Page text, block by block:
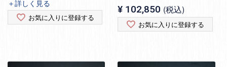
＋詳しく見る
お気に入りに登録する
¥ 102,850 税込
お気に入りに登録する